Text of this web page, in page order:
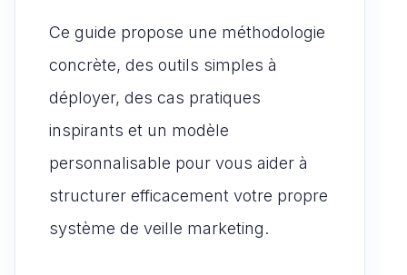
Ce guide propose une méthodologie
concrète, des outils simples à
déployer, des cas pratiques
inspirants et un modèle
personnalisable pour vous aider à
structurer efficacement votre propre
système de veille marketing.